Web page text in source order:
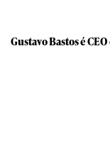
Gustavo Bastos é